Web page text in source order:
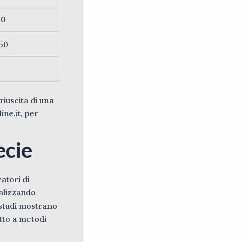
di una
per
di
mostrano
a metodi